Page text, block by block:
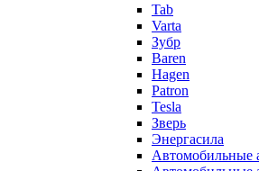
Tab
Varta
Зубр
Baren
Hagen
Patron
Tesla
Зверь
Энергасила
Автомобильные